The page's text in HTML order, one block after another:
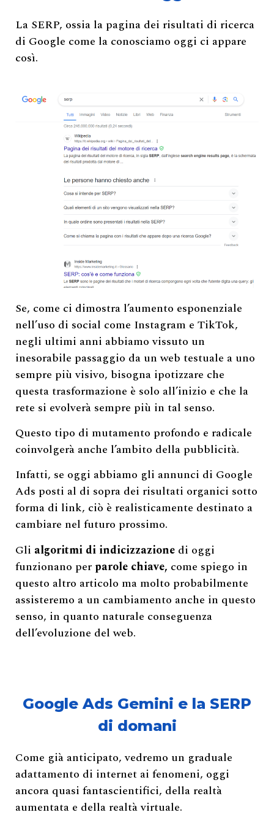
La SERP, ossia la pagina dei risultati di ricerca
di Google come la conosciamo oggi ci appare
così.
Se, come ci dimostra l’aumento esponenziale
nell’uso di social come Instagram e TikTok,
negli ultimi anni abbiamo vissuto un
inesorabile passaggio da un web testuale a uno
sempre più visivo, bisogna ipotizzare che
questa trasformazione è solo all’inizio e che la
rete si evolverà sempre più in tal senso.
Questo tipo di mutamento profondo e radicale
coinvolgerà anche l’ambito della pubblicità.
Infatti, se oggi abbiamo gli annunci di Google
Ads posti al di sopra dei risultati organici sotto
forma di link, ciò è realisticamente destinato a
cambiare nel futuro prossimo.
Gli algoritmi di indicizzazione di oggi
funzionano per parole chiave, come spiego in
questo altro articolo ma molto probabilmente
assisteremo a un cambiamento anche in questo
senso, in quanto naturale conseguenza
dell’evoluzione del web.
Google Ads Gemini e la SERP
di domani
Come già anticipato, vedremo un graduale
adattamento di internet ai fenomeni, oggi
ancora quasi fantascientifici, della realtà
aumentata e della realtà virtuale.